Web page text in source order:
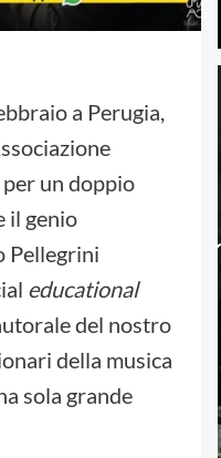
a Perugia,
un doppio
il genio
Pellegrini
educational
del nostro
della musica
sola grande